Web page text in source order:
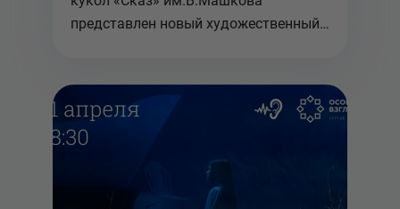
представлен новый художественный